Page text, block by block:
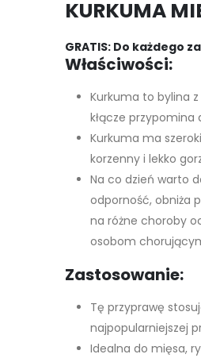
KURKUMA
GRATIS: Do każdego
Właściwości:
Kurkuma to bylina
kłącze przypomina
Kurkuma ma
korzenny i lekko
Na co dzień warto
odporność, obniża
na różne choroby
osobom
Zastosowanie:
Tę przyprawę
najpopularniejszej
Idealna do mięsa,